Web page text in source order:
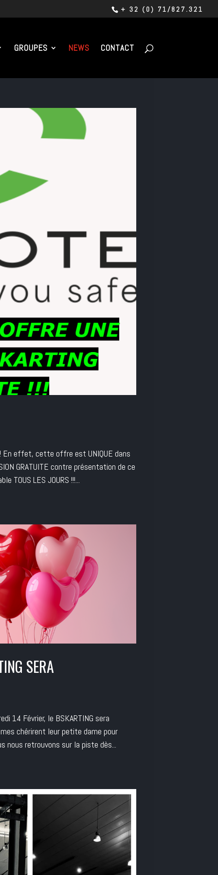
+ 32 (0) 71/827.321
GROUPES NEWS CONTACT
En effet, cette offre est UNIQUE dans
GRATUITE contre présentation de ce
TOUS LES JOURS !!!...
SERA
14 Février, le BSKARTING sera
chérirent leur petite dame pour
nous retrouvons sur la piste dès...